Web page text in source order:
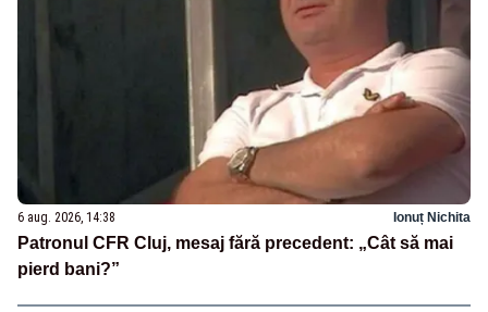
6 aug. 2026, 14:38 Ionuț Nichita
Patronul CFR Cluj, mesaj fără precedent: „Cât să mai
pierd bani?”